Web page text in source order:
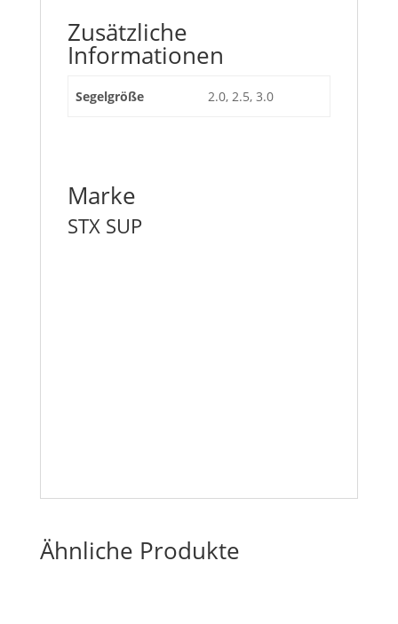
Zusätzliche
Informationen
Segelgröße 2.0, 2.5, 3.0
Marke
STX SUP
Ähnliche Produkte